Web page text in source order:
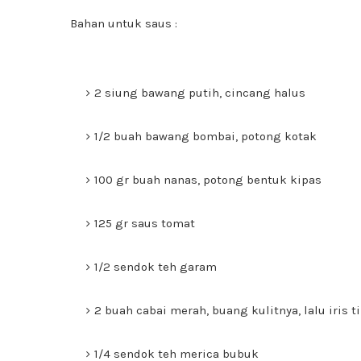
Bahan untuk saus :
2 siung bawang putih, cincang halus
1/2 buah bawang bombai, potong kotak
100 gr buah nanas, potong bentuk kipas
125 gr saus tomat
1/2 sendok teh garam
2 buah cabai merah, buang kulitnya, lalu iris
1/4 sendok teh merica bubuk